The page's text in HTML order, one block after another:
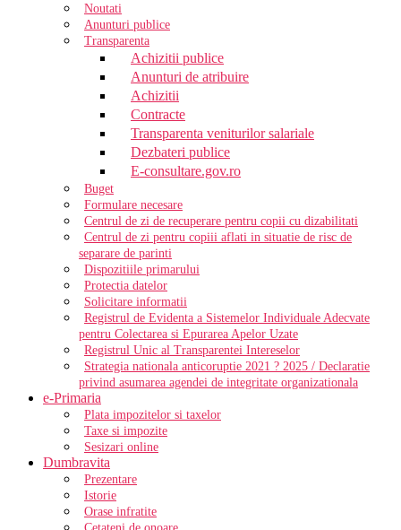
Noutati
Anunturi publice
Transparenta
Achizitii publice
Anunturi de atribuire
Achizitii
Contracte
Transparenta veniturilor salariale
Dezbateri publice
E-consultare.gov.ro
Buget
Formulare necesare
Centrul de zi de recuperare pentru copii cu dizabilitati
Centrul de zi pentru copiii aflati in situatie de risc de
separare de parinti
Dispozitiile primarului
Protectia datelor
Solicitare informatii
Registrul de Evidenta a Sistemelor Individuale Adecvate
pentru Colectarea si Epurarea Apelor Uzate
Registrul Unic al Transparentei Intereselor
Strategia nationala anticoruptie 2021 ? 2025 / Declaratie
privind asumarea agendei de integritate organizationala
e-Primaria
Plata impozitelor si taxelor
Taxe si impozite
Sesizari online
Dumbravita
Prezentare
Istorie
Orase infratite